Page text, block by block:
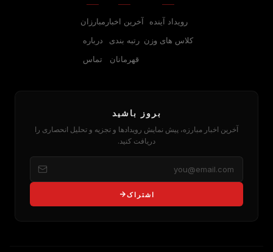
رویداد آینده
کلاس های وزن
آخرین اخبار
رتبه بندی
قهرمانان
مبارزان
درباره
تماس
بروز باشید
آخرین اخبار مبارزه، پیش نمایش رویدادها و تجزیه و تحلیل انحصاری را
دریافت کنید.
اشتراک